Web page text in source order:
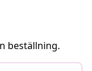
beställning.